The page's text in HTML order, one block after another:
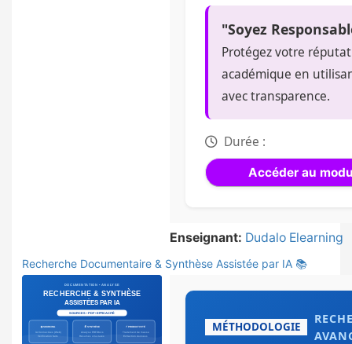
"Soyez
Protégez votre
académique en
avec transparence.
Durée :
Accéder au
Enseignant: Dudalo Elearning
Recherche Documentaire & Synthèse Assistée par IA 📚
MÉTHODOLOGIE